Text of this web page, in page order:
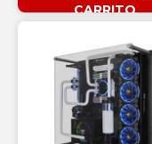
CARRITO